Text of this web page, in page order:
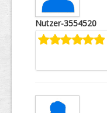
Nutzer-3554520